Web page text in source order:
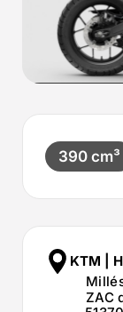
390 cm³
KTM |
ZAC